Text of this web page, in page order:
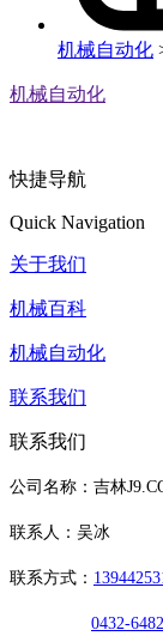
机械自动化
机械自动化
快捷导航
Quick Navigation
关于我们
机械百科
机械自动化
联系我们
联系我们
公司名称：吉林
联系人：吴冰
联系方式：
0432-